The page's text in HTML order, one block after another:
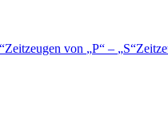
Zeitzeugen von P – S